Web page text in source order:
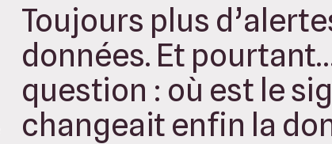
Toujours plus
données. Et
question : où est le
changeait enfin la